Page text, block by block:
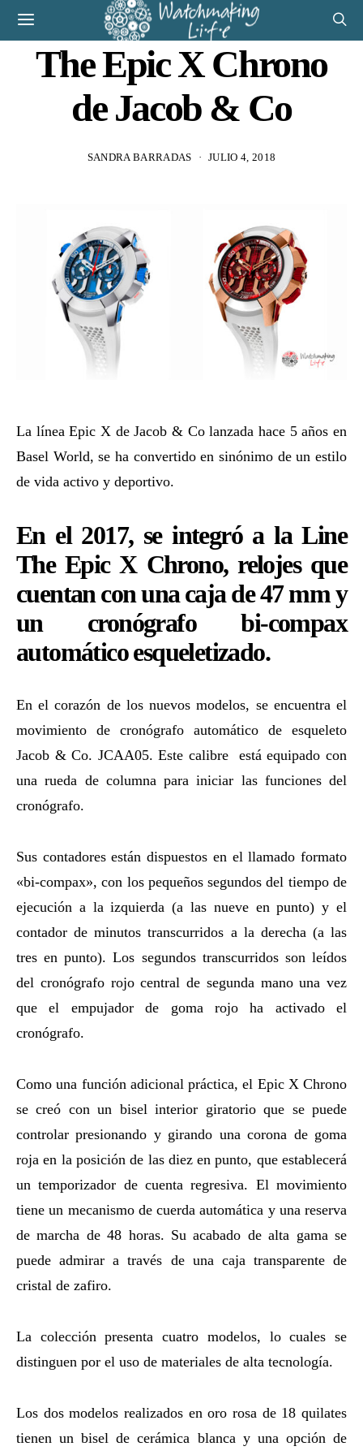
The Epic X Chrono
de Jacob & Co
SANDRA BARRADAS JULIO 4, 2018
La línea Epic X de Jacob & Co lanzada hace 5 años en
Basel World, se ha convertido en sinónimo de un estilo
de vida activo y deportivo.
En el 2017, se integró a la Line
The Epic X Chrono, relojes que
cuentan con una caja de 47 mm y
un cronógrafo bi-compax
automático esqueletizado.
En el corazón de los nuevos modelos, se encuentra el
movimiento de cronógrafo automático de esqueleto
Jacob & Co. JCAA05. Este calibre está equipado con
una rueda de columna para iniciar las funciones del
cronógrafo.
Sus contadores están dispuestos en el llamado formato
«bi-compax», con los pequeños segundos del tiempo de
ejecución a la izquierda (a las nueve en punto) y el
contador de minutos transcurridos a la derecha (a las
tres en punto). Los segundos transcurridos son leídos
del cronógrafo rojo central de segunda mano una vez
que el empujador de goma rojo ha activado el
cronógrafo.
Como una función adicional práctica, el Epic X Chrono
se creó con un bisel interior giratorio que se puede
controlar presionando y girando una corona de goma
roja en la posición de las diez en punto, que establecerá
un temporizador de cuenta regresiva. El movimiento
tiene un mecanismo de cuerda automática y una reserva
de marcha de 48 horas. Su acabado de alta gama se
puede admirar a través de una caja transparente de
cristal de zafiro.
La colección presenta cuatro modelos, lo cuales se
distinguen por el uso de materiales de alta tecnología.
Los dos modelos realizados en oro rosa de 18 quilates
tienen un bisel de cerámica blanca y una opción de